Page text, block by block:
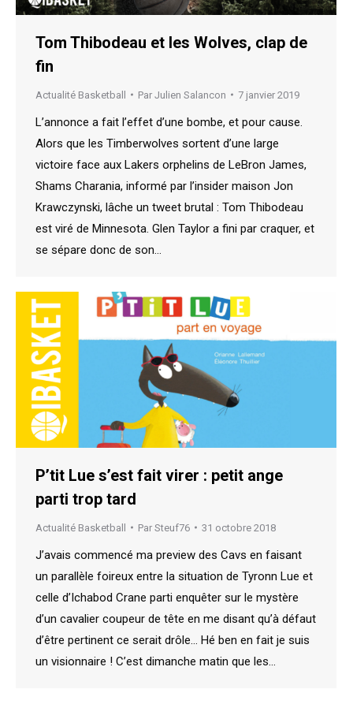
Tom Thibodeau et les Wolves, clap de
fin
Actualité Basketball Par Julien Salancon 7 janvier 2019
L’annonce a fait l’effet d’une bombe, et pour cause.
Alors que les Timberwolves sortent d’une large
victoire face aux Lakers orphelins de LeBron James,
Shams Charania, informé par l’insider maison Jon
Krawczynski, lâche un tweet brutal : Tom Thibodeau
est viré de Minnesota. Glen Taylor a fini par craquer, et
se sépare donc de son…
P’tit Lue s’est fait virer : petit ange
parti trop tard
Actualité Basketball Par Steuf76 31 octobre 2018
J’avais commencé ma preview des Cavs en faisant
un parallèle foireux entre la situation de Tyronn Lue et
celle d’Ichabod Crane parti enquêter sur le mystère
d’un cavalier coupeur de tête en me disant qu’à défaut
d’être pertinent ce serait drôle… Hé ben en fait je suis
un visionnaire ! C’est dimanche matin que les…